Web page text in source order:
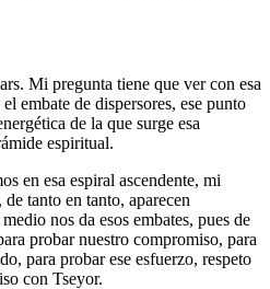
Mi pregunta tiene que ver con esa
embate de dispersores, ese punto
de la que surge esa
espiritual.
en esa espiral ascendente, mi
tanto en tanto, aparecen
nos da esos embates, pues de
probar nuestro compromiso, para
para probar ese esfuerzo, respeto
con Tseyor.